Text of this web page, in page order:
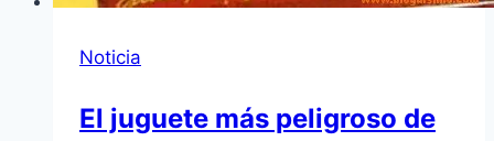
Noticia
El juguete más peligroso de